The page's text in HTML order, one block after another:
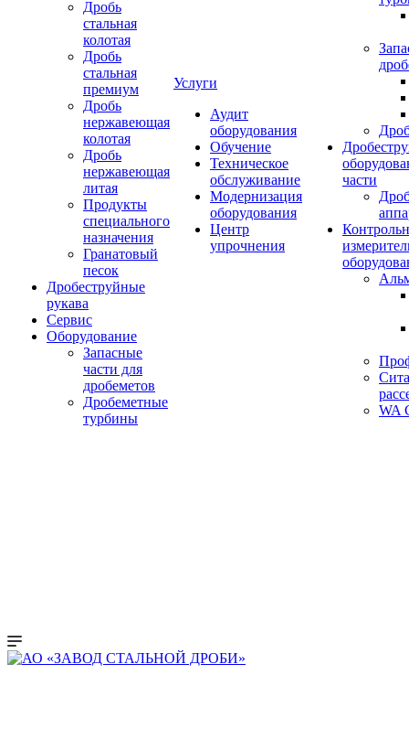
Дробь
стальная
колотая
Дробь
стальная
премиум
Дробь
нержавеющая
колотая
Дробь
нержавеющая
литая
Продукты
специального
назначения
Гранатовый
песок
Дробеструйные
рукава
Сервис
Оборудование
Запасные
части для
дробеметов
Дробеметные
турбины
Услуги
Аудит
оборудования
Обучение
Техническое
обслуживание
Модернизация
оборудования
Центр
упрочнения
части
WA